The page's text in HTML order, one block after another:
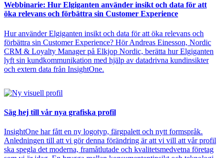
Webbinarie: Hur Elgiganten använder insikt och data för att
öka relevans och förbättra sin Customer Experience
Hur använder Elgiganten insikt och data för att öka relevans och
förbättra sin Customer Experience? Hör Andreas Einesson, Nordic
CRM & Loyalty Manager på Elkjop Nordic, berätta hur Elgiganten
lyft sin kundkommunikation med hjälp av datadrivna kundinsikter
och extern data från InsightOne.
Säg hej till vår nya grafiska profil
InsightOne har fått en ny logotyp, färgpalett och nytt formspråk.
Anledningen till att vi gör denna förändring är att vi vill att vår profil
ska spegla det moderna, framåtlutade och kvalitetsmedvetna företag